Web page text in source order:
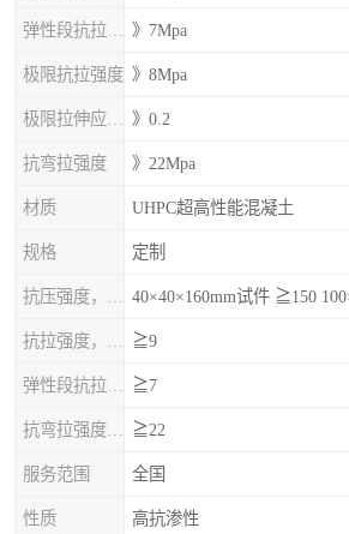
》7Mpa
极限抗拉强度 》8Mpa
》0.2
抗弯拉强度 》22Mpa
材质 UHPC超高性能混凝土
规格 定制
40×40×160mm试件 ≧150
≧9
≧7
≧22
服务范围 全国
性质 高抗渗性